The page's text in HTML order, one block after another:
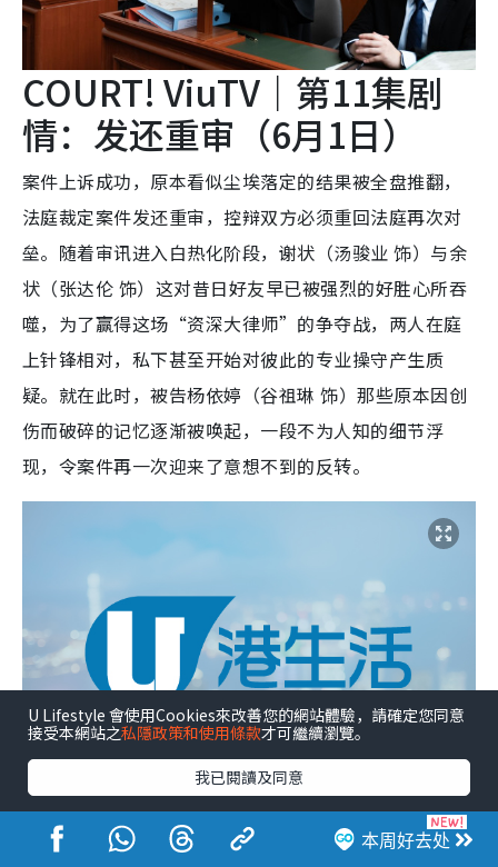
COURT! ViuTV｜第11集剧
情：发还重审（6月1日）
案件上诉成功，原本看似尘埃落定的结果被全盘推翻，
法庭裁定案件发还重审，控辩双方必须重回法庭再次对
垒。随着审讯进入白热化阶段，谢状（汤骏业 饰）与余
状（张达伦 饰）这对昔日好友早已被强烈的好胜心所吞
噬，为了赢得这场“资深大律师”的争夺战，两人在庭
上针锋相对，私下甚至开始对彼此的专业操守产生质
疑。就在此时，被告杨依婷（谷祖琳 饰）那些原本因创
伤而破碎的记忆逐渐被唤起，一段不为人知的细节浮
现，令案件再一次迎来了意想不到的反转。
本周好去处
U Lifestyle 會使用Cookies來改善您的網站體驗，請確定您同意
接受本網站之私隱政策和使用條款才可繼續瀏覽。
我已閱讀及同意